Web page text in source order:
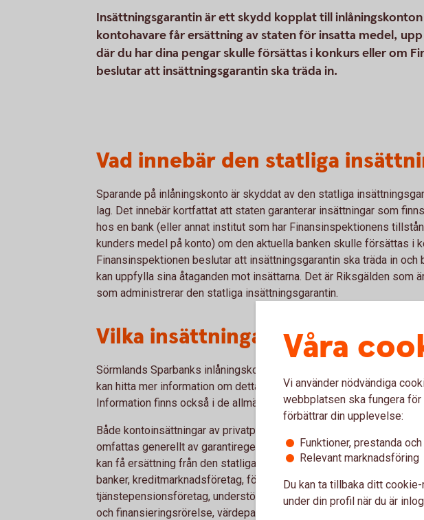
Insättningsgarantin är ett skydd kopplat till
kontohavare får ersättning av staten för insatta medel,
där du har dina pengar skulle försättas i konkurs eller om
beslutar att insättningsgarantin ska träda in.
Vad innebär den statliga
Sparande på inlåningskonto är skyddat av den statliga
lag. Det innebär kortfattat att staten garanterar insättningar som
hos en bank (eller annat institut som har Finansinspektionens
kunders medel på konto) om den aktuella banken skulle försättas i
Finansinspektionen beslutar att insättningsgarantin ska träda in och
kan uppfylla sina åtaganden mot insättarna. Det är Riksgälden som
som administrerar den statliga insättningsgarantin.
Vilka insättningar omfattas?
Sörmlands Sparbanks inlåningskonton omfattas av den statliga
kan hitta mer information om detta på de sidor där olika
Information finns också i de allmänna villkoren för olika
Både kontoinsättningar av privatpersoner och näringsidkare/företag
omfattas generellt av garantiregelverket, men det finns vissa typer
kan få ersättning från den statliga insättningsgarantin enligt lagen
banker, kreditmarknadsföretag, försäkrings- och
tjänstepensionsföretag, understödsföreningar, finansiella institut
och finansieringsrörelse, värdepappersfonder och alternativa
Våra
Vi använder nödvändiga
webbplatsen ska fungera
förbättrar din upplevelse:
Funktioner, prestanda
Relevant marknadsföring
Du kan ta tillbaka ditt
under din profil när du är